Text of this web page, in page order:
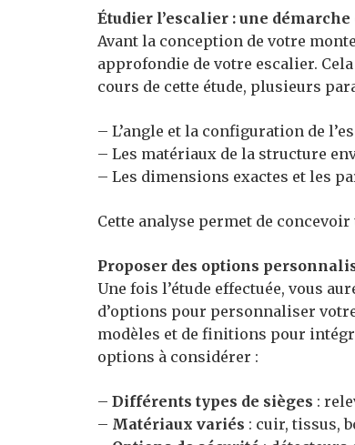
Étudier l’escalier : une
Avant la conception de votre
approfondie de votre escalier.
cours de cette étude, plusieurs
– L’angle et la configuration de
– Les matériaux de la structure
– Les dimensions exactes et les
Cette analyse permet de
Proposer des options
Une fois l’étude effectuée, vous
d’options pour personnaliser
modèles et de finitions pour
options à considérer :
– Différents types de sièges :
– Matériaux variés : cuir, tissus,